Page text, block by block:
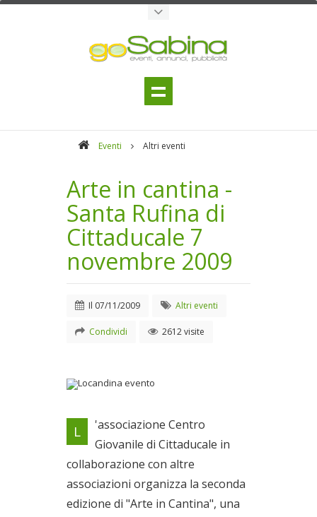
Eventi Altri eventi
Arte in cantina -
Santa Rufina di
Cittaducale 7
novembre 2009
Il 07/11/2009 Altri eventi
Condividi 2612 visite
Locandina evento
Il 07/11/2009
L
'associazione Centro
Giovanile di Cittaducale in
collaborazione con altre
associazioni organizza la seconda
edizione di "Arte in Cantina", una